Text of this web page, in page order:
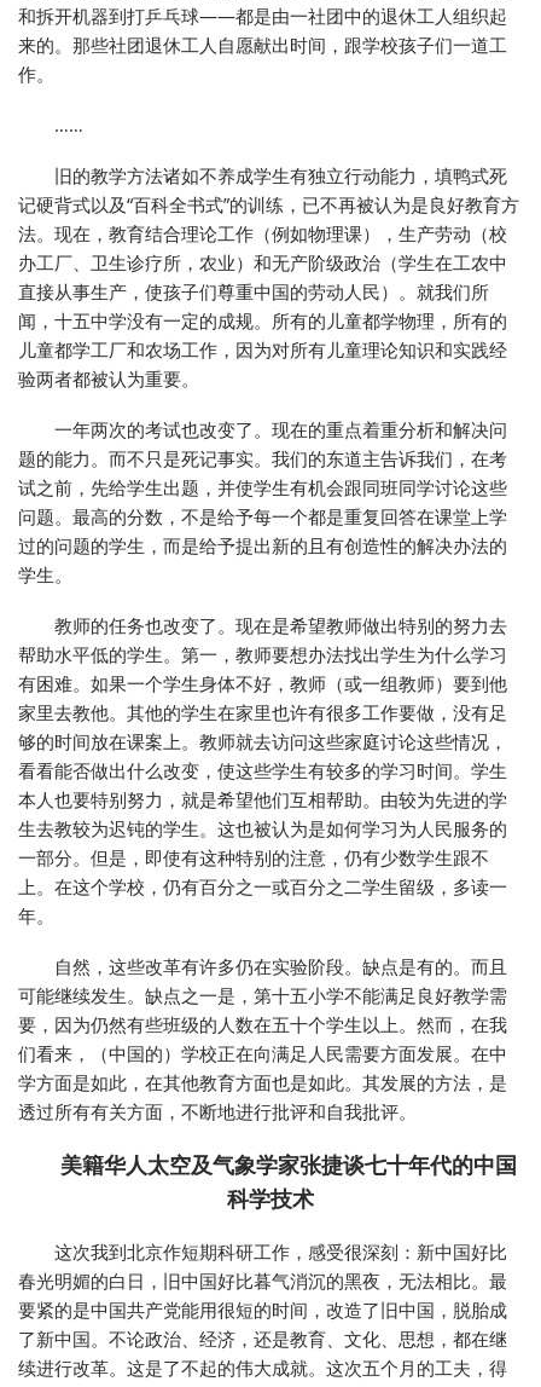
和拆开机器到打乒乓球——都是由一社团中的退休工人组织起
来的。那些社团退休工人自愿献出时间，跟学校孩子们一道工
作。
……
旧的教学方法诸如不养成学生有独立行动能力，填鸭式死
记硬背式以及“百科全书式”的训练，已不再被认为是良好教育方
法。现在，教育结合理论工作（例如物理课），生产劳动（校
办工厂、卫生诊疗所，农业）和无产阶级政治（学生在工农中
直接从事生产，使孩子们尊重中国的劳动人民）。就我们所
闻，十五中学没有一定的成规。所有的儿童都学物理，所有的
儿童都学工厂和农场工作，因为对所有儿童理论知识和实践经
验两者都被认为重要。
一年两次的考试也改变了。现在的重点着重分析和解决问
题的能力。而不只是死记事实。我们的东道主告诉我们，在考
试之前，先给学生出题，并使学生有机会跟同班同学讨论这些
问题。最高的分数，不是给予每一个都是重复回答在课堂上学
过的问题的学生，而是给予提出新的且有创造性的解决办法的
学生。
教师的任务也改变了。现在是希望教师做出特别的努力去
帮助水平低的学生。第一，教师要想办法找出学生为什么学习
有困难。如果一个学生身体不好，教师（或一组教师）要到他
家里去教他。其他的学生在家里也许有很多工作要做，没有足
够的时间放在课案上。教师就去访问这些家庭讨论这些情况，
看看能否做出什么改变，使这些学生有较多的学习时间。学生
本人也要特别努力，就是希望他们互相帮助。由较为先进的学
生去教较为迟钝的学生。这也被认为是如何学习为人民服务的
一部分。但是，即使有这种特别的注意，仍有少数学生跟不
上。在这个学校，仍有百分之一或百分之二学生留级，多读一
年。
自然，这些改革有许多仍在实验阶段。缺点是有的。而且
可能继续发生。缺点之一是，第十五小学不能满足良好教学需
要，因为仍然有些班级的人数在五十个学生以上。然而，在我
们看来，（中国的）学校正在向满足人民需要方面发展。在中
学方面是如此，在其他教育方面也是如此。其发展的方法，是
透过所有有关方面，不断地进行批评和自我批评。
美籍华人太空及气象学家张捷谈七十年代的中国
科学技术
这次我到北京作短期科研工作，感受很深刻：新中国好比
春光明媚的白日，旧中国好比暮气消沉的黑夜，无法相比。最
要紧的是中国共产党能用很短的时间，改造了旧中国，脱胎成
了新中国。不论政治、经济，还是教育、文化、思想，都在继
续进行改革。这是了不起的伟大成就。这次五个月的工夫，得